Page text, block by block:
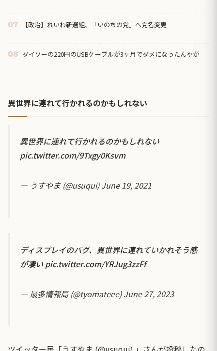
07 【政治】れいわ新選組、「いのちの党」へ党名変更
08 ダイソーの220円のUSBケーブルが3ヶ月でダメになったんやが
異世界に連れて行かれるのかもしれない
異世界に連れて行かれるのかもしれない
pic.twitter.com/9Txgy0Ksvm
— うすやま (@usuqui)June 19, 2021
ディスプレイのバグ、異世界に連れていかれそう感
が凄い pic.twitter.com/YRJug3zzFf
— 最多情報局 (@tyomateee)June 27, 2023